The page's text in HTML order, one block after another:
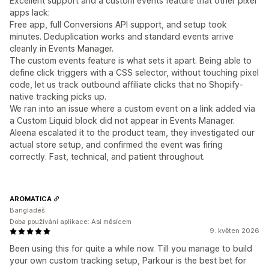
apps lack:
Free app, full Conversions API support, and setup took
minutes. Deduplication works and standard events arrive
cleanly in Events Manager.
The custom events feature is what sets it apart. Being able to
define click triggers with a CSS selector, without touching pixel
code, let us track outbound affiliate clicks that no Shopify-
native tracking picks up.
We ran into an issue where a custom event on a link added via
a Custom Liquid block did not appear in Events Manager.
Aleena escalated it to the product team, they investigated our
actual store setup, and confirmed the event was firing
correctly. Fast, technical, and patient throughout.
9. květen 2026
Been using this for quite a while now. Till you manage to build
your own custom tracking setup, Parkour is the best bet for
AROMATICA
Bangladéš
Doba používání aplikace: Asi měsícem